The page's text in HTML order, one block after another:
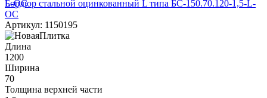
Бордюр стальной оцинкованный L типа БС-150.70.120-1,5-L-
ОС
Артикул: 1150195
Длина
1200
Ширина
70
Толщина верхней части